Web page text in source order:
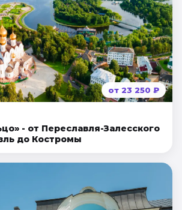
от 23 250 ₽
- от Переславля-Залесского
до Костромы